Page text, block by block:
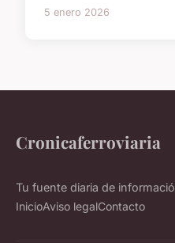
5 enero 2026
Cronicaferroviaria
Tu fuente diaria de
InicioAviso legalContacto